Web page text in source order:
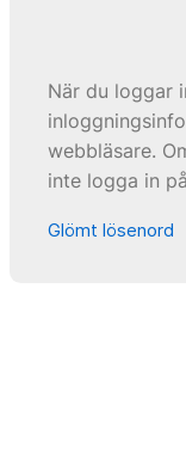
När du loggar
webbläsare.
inte logga in
Glömt lösenord